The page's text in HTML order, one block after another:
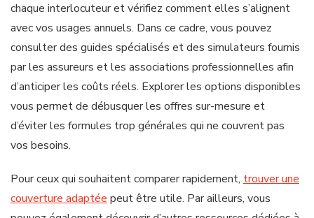
chaque interlocuteur et vérifiez comment elles s’alignent
avec vos usages annuels. Dans ce cadre, vous pouvez
consulter des guides spécialisés et des simulateurs fournis
par les assureurs et les associations professionnelles afin
d’anticiper les coûts réels. Explorer les options disponibles
vous permet de débusquer les offres sur-mesure et
d’éviter les formules trop générales qui ne couvrent pas
vos besoins.
Pour ceux qui souhaitent comparer rapidement, trouver une
couverture adaptée peut être utile. Par ailleurs, vous